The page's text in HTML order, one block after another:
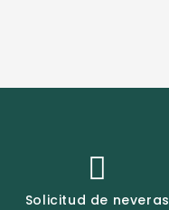
Solicitud de neveras